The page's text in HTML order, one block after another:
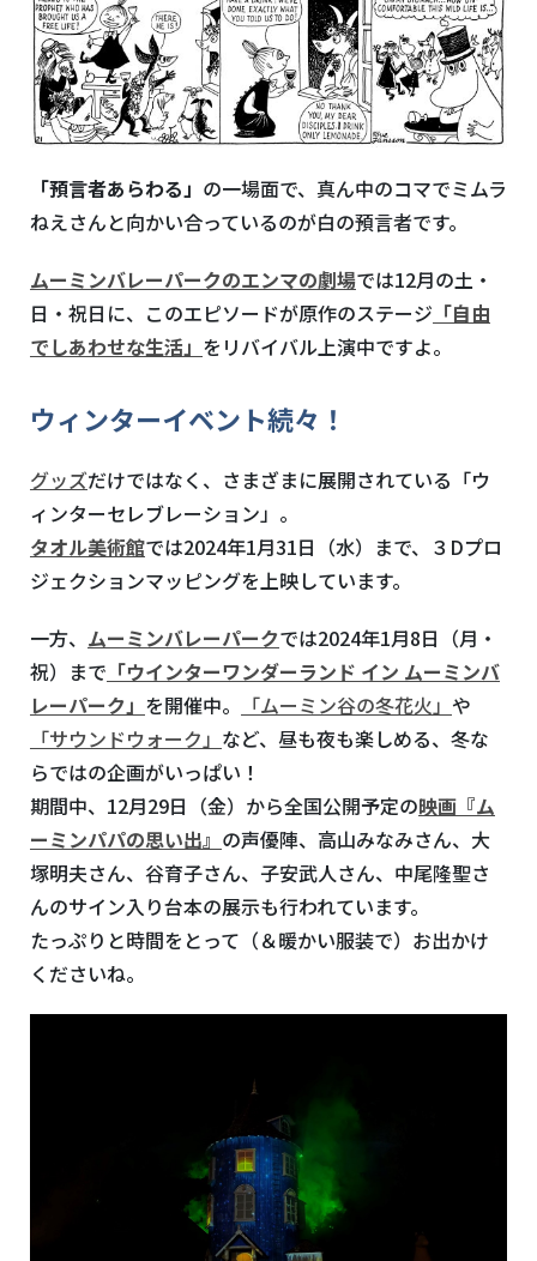
「預言者あらわる」 の一場面で、真ん中のコマでミムラ
ねえさんと向かい合っているのが白の預言者です。
ムーミンバレーパークのエンマの劇場では12月の土・
日・祝日に、このエピソードが原作のステージ 「自由
でしあわせな生活」 をリバイバル上演中ですよ。
ウィンターイベント続々！
グッズだけではなく、さまざまに展開されている「ウ
ィンターセレブレーション」。
タオル美術館では2024年1月31日（水）まで、３ Dプロ
ジェクションマッピングを上映しています。
一方、 ムーミンバレーパークでは2024年1月8日（月・
祝）まで 「ウインターワンダーランド イン ムーミンバ
レーパーク」 を開催中。 「ムーミン谷の冬花火」 や
「サウンドウォーク」 など、昼も夜も楽しめる、冬な
らではの企画がいっぱい！
期間中、 12月29日（金）から全国公開予定の映画『ム
ーミンパパの思い出』 の声優陣、高山みなみさん、大
塚明夫さん、谷育子さん、子安武人さん、中尾隆聖さ
んのサイン入り台本の展示も行われています。
たっぷりと時間をとって（＆暖かい服装で）お出かけ
くださいね。